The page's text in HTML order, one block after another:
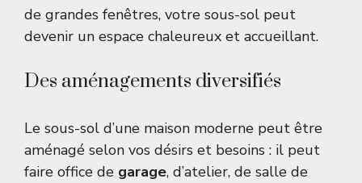
de grandes fenêtres, votre sous-sol peut
devenir un espace chaleureux et accueillant.
Des aménagements diversifiés
Le sous-sol d’une maison moderne peut être
aménagé selon vos désirs et besoins : il peut
faire office de garage, d’atelier, de salle de